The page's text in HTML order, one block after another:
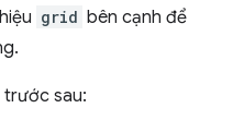
grid bên cạnh để
trước sau: